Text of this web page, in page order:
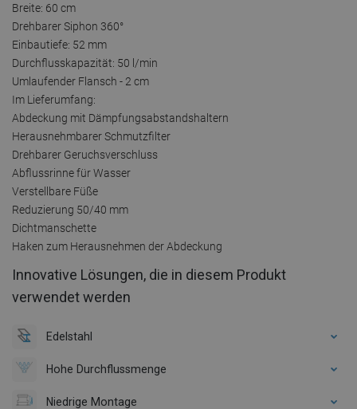
Breite: 60 cm
Drehbarer Siphon 360°
Einbautiefe: 52 mm
Durchflusskapazität: 50 l/min
Umlaufender Flansch - 2 cm
Im Lieferumfang:
Abdeckung mit Dämpfungsabstandshaltern
Herausnehmbarer Schmutzfilter
Drehbarer Geruchsverschluss
Abflussrinne für Wasser
Verstellbare Füße
Reduzierung 50/40 mm
Dichtmanschette
Haken zum Herausnehmen der Abdeckung
Innovative Lösungen, die in diesem Produkt
verwendet werden
Edelstahl
Hohe Durchflussmenge
Niedrige Montage